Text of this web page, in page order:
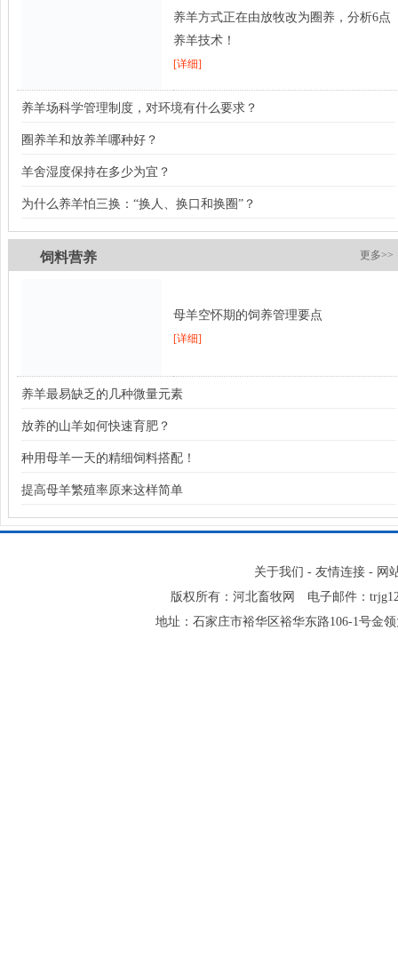
养羊方式正在由放牧改为圈养，分析6点
养羊技术！
[详细]
养羊场科学管理制度，对环境有什么要求？
圈养羊和放养羊哪种好？
羊舍湿度保持在多少为宜？
为什么养羊怕三换：“换人、换口和换圈”？
更多>>
饲料营养
母羊空怀期的饲养管理要点
[详细]
养羊最易缺乏的几种微量元素
放养的山羊如何快速育肥？
种用母羊一天的精细饲料搭配！
提高母羊繁殖率原来这样简单
关于我们 - 友情连接 - 网
版权所有：河北畜牧网 电子邮件：
地址：石家庄市裕华区裕华东路106-1号金领